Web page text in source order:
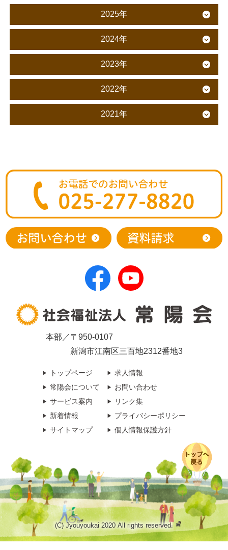
2025年
2024年
2023年
2022年
2021年
本部／〒950-0107
新潟市江南区三百地2312番地3
トップページ
常陽会について
サービス案内
新着情報
サイトマップ
求人情報
お問い合わせ
リンク集
プライバシーポリシー
個人情報保護方針
(C) Jyouyoukai 2020 All rights reserved.